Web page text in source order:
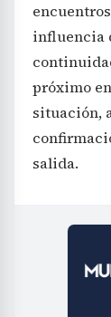
influencia
próximo
situación,
salida.